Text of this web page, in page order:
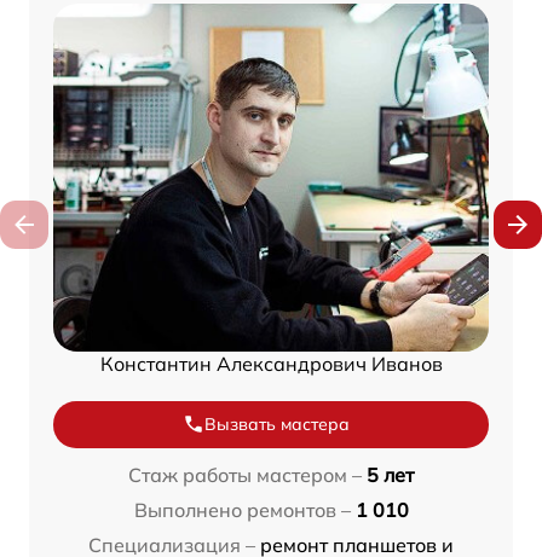
Константин Александрович Иванов
Вызвать мастера
Стаж работы мастером – 5 лет
Выполнено ремонтов – 1 010
Специализация – ремонт планшетов и